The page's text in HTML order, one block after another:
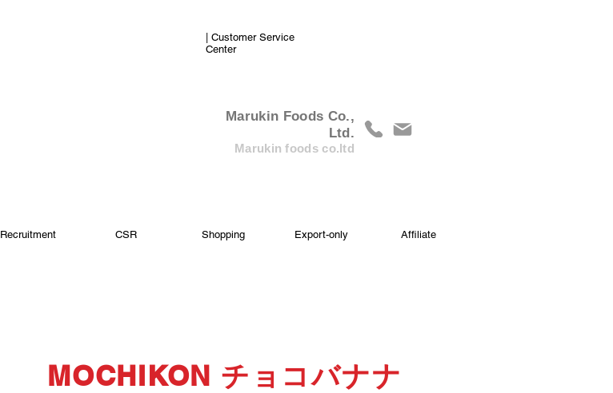
| Customer Service
Center
​Marukin Foods Co.,
Ltd.
Marukin foods co.ltd
Recruitment CSR Shopping Export-only Affiliate
MOCHIKON チョコバナナ